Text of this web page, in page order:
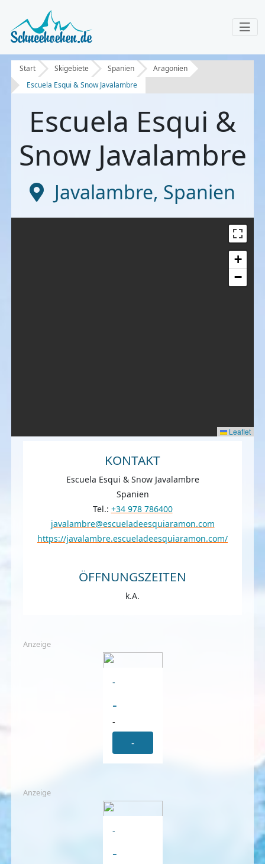
Start Skigebiete Spanien
Aragonien
Escuela Esqui & Snow Javalambre
Escuela Esqui &
Snow Javalambre
Javalambre, Spanien
+
−
Leaflet
KONTAKT
Escuela Esqui & Snow Javalambre
Spanien
Tel.: +34 978 786400
javalambre@escueladeesquiaramon.com
https://javalambre.escueladeesquiaramon.com/
ÖFFNUNGSZEITEN
k.A.
Anzeige
-
-
-
-
Anzeige
-
-